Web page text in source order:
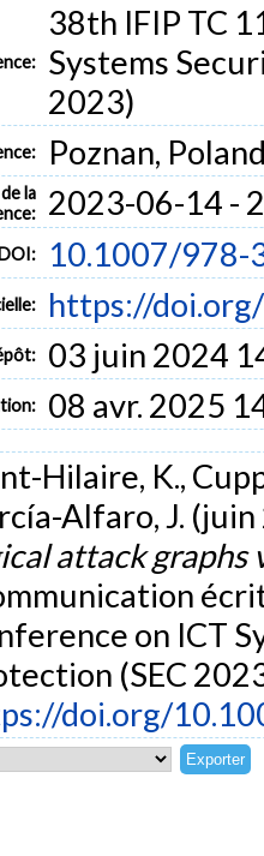
38th IFIP TC
Systems
2023)
Poznan,
la
2023-06-14 -
10.1007/978-
https://
03 juin 2024
08 avr. 2025
Hilaire, K.,
Alfaro, J.
attack graphs
on ICT
(SEC
doi.org/